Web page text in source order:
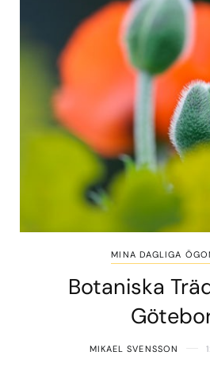
MINA DAGLIGA
Botaniska
MIKAEL SVENSSON